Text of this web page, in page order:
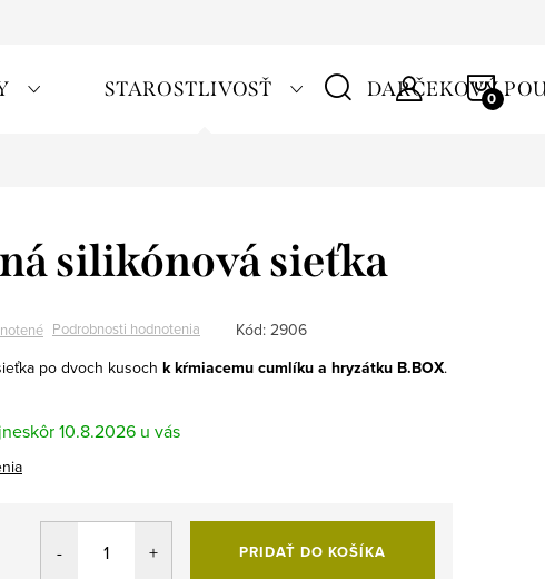
STAROSTLIVOSŤ DARČEKOVÝ
silikónová sieťka
Podrobnosti hodnotenia Kód: 2906
po dvoch kusoch k kŕmiacemu cumlíku a hryzátku B.BOX.
10.8.2026
PRIDAŤ DO KOŠÍKA